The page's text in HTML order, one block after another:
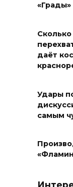
«Грады»
даёт
Удары
самым